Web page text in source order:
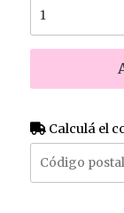
Calculá el